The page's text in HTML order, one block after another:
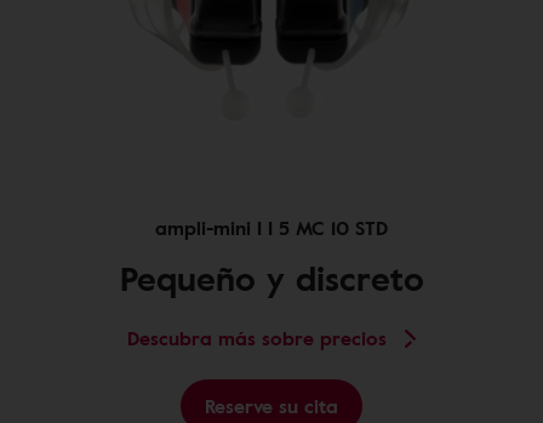
ampli-mini I I 5 MC 10 STD
Pequeño y discreto
Descubra más sobre precios
Reserve su cita